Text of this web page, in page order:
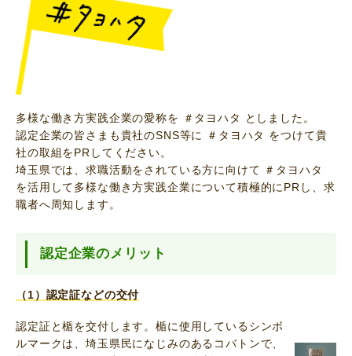
多様な働き方実践企業の愛称を ＃タヨハタ としました。
認定企業の皆さまも貴社のSNS等に ＃タヨハタ をつけて貴
社の取組をPRしてください。
埼玉県では、求職活動をされている方に向けて ＃タヨハタ
を活用して多様な働き方実践企業について積極的にPRし、求
職者へ周知します。
認定企業のメリット
（1）認定証などの交付
認定証と楯を交付します。楯に使用しているシンボ
ルマークは、埼玉県民になじみのあるコバトンで、